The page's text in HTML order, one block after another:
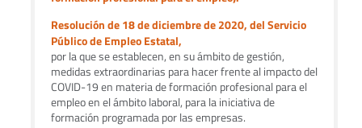
Resolución de 18 de diciembre de 2020, del Servicio
Público de Empleo Estatal,
por la que se establecen, en su ámbito de gestión,
medidas extraordinarias para hacer frente al impacto del
COVID-19 en materia de formación profesional para el
empleo en el ámbito laboral, para la iniciativa de
formación programada por las empresas.